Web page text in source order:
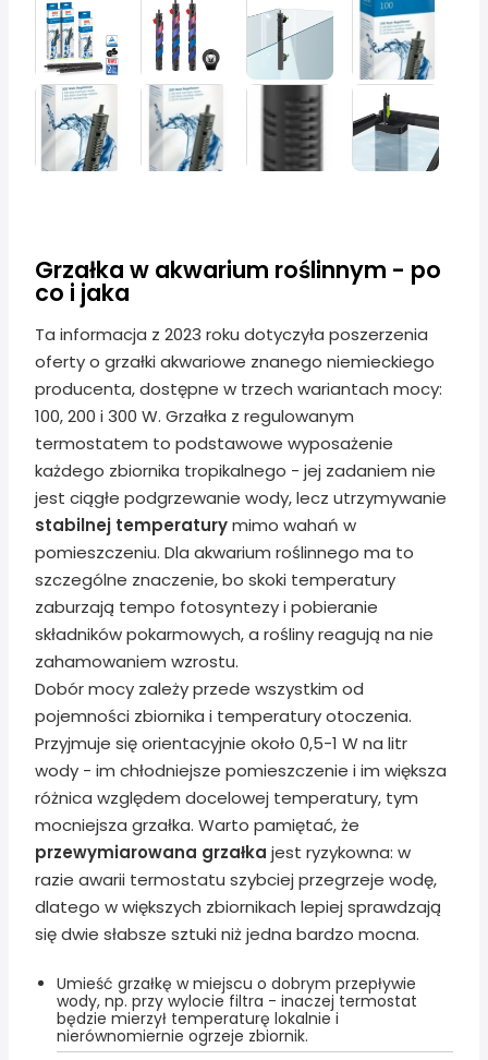
Grzałka w akwarium roślinnym - po
co i jaka
Ta informacja z 2023 roku dotyczyła poszerzenia
oferty o grzałki akwariowe znanego niemieckiego
producenta, dostępne w trzech wariantach mocy:
100, 200 i 300 W. Grzałka z regulowanym
termostatem to podstawowe wyposażenie
każdego zbiornika tropikalnego - jej zadaniem nie
jest ciągłe podgrzewanie wody, lecz utrzymywanie
stabilnej temperaturymimo wahań w
pomieszczeniu. Dla akwarium roślinnego ma to
szczególne znaczenie, bo skoki temperatury
zaburzają tempo fotosyntezy i pobieranie
składników pokarmowych, a rośliny reagują na nie
zahamowaniem wzrostu.
Dobór mocy zależy przede wszystkim od
pojemności zbiornika i temperatury otoczenia.
Przyjmuje się orientacyjnie około 0,5-1 W na litr
wody - im chłodniejsze pomieszczenie i im większa
różnica względem docelowej temperatury, tym
mocniejsza grzałka. Warto pamiętać, że
przewymiarowana grzałka jest ryzykowna: w
razie awarii termostatu szybciej przegrzeje wodę,
dlatego w większych zbiornikach lepiej sprawdzają
się dwie słabsze sztuki niż jedna bardzo mocna.
Umieść grzałkę w miejscu o dobrym przepływie
wody, np. przy wylocie filtra - inaczej termostat
będzie mierzył temperaturę lokalnie i
nierównomiernie ogrzeje zbiornik.